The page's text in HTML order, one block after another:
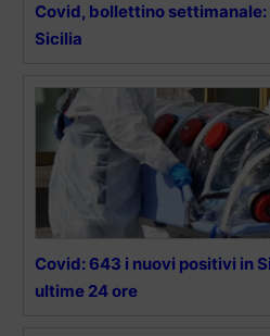
Covid, bollettino
Sicilia
Covid: 643 i nuovi positivi in
ultime 24 ore